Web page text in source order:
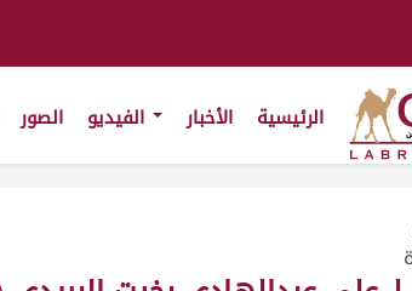
الرئيسية الأخبار الصور